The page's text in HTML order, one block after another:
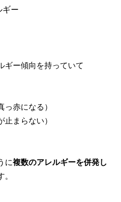
ギー
ギー傾向を持っていて
っ赤になる）
止まらない）
に複数のアレルギーを併発し